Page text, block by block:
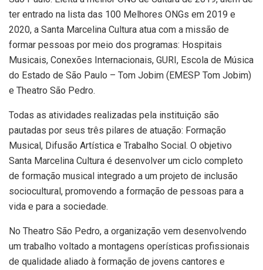
ter entrado na lista das 100 Melhores ONGs em 2019 e
2020, a Santa Marcelina Cultura atua com a missão de
formar pessoas por meio dos programas: Hospitais
Musicais, Conexões Internacionais, GURI, Escola de Música
do Estado de São Paulo – Tom Jobim (EMESP Tom Jobim)
e Theatro São Pedro.
Todas as atividades realizadas pela instituição são
pautadas por seus três pilares de atuação: Formação
Musical, Difusão Artística e Trabalho Social. O objetivo
Santa Marcelina Cultura é desenvolver um ciclo completo
de formação musical integrado a um projeto de inclusão
sociocultural, promovendo a formação de pessoas para a
vida e para a sociedade.
No Theatro São Pedro, a organização vem desenvolvendo
um trabalho voltado a montagens operísticas profissionais
de qualidade aliado à formação de jovens cantores e